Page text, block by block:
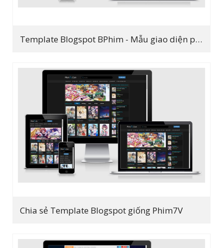
Template Blogspot BPhim - Mẫu giao diện phim đẹp 2019
Chia sẻ Template Blogspot giống Phim7V